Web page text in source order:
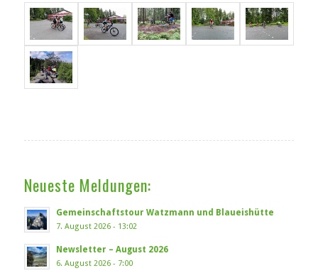
Neueste Meldungen:
Gemeinschaftstour Watzmann und Blaueishütte
7. August 2026 - 13:02
Newsletter – August 2026
6. August 2026 - 7:00